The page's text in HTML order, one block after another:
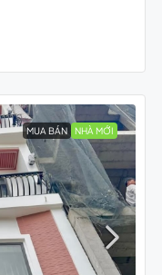
MUA BÁN NHÀ MỚI